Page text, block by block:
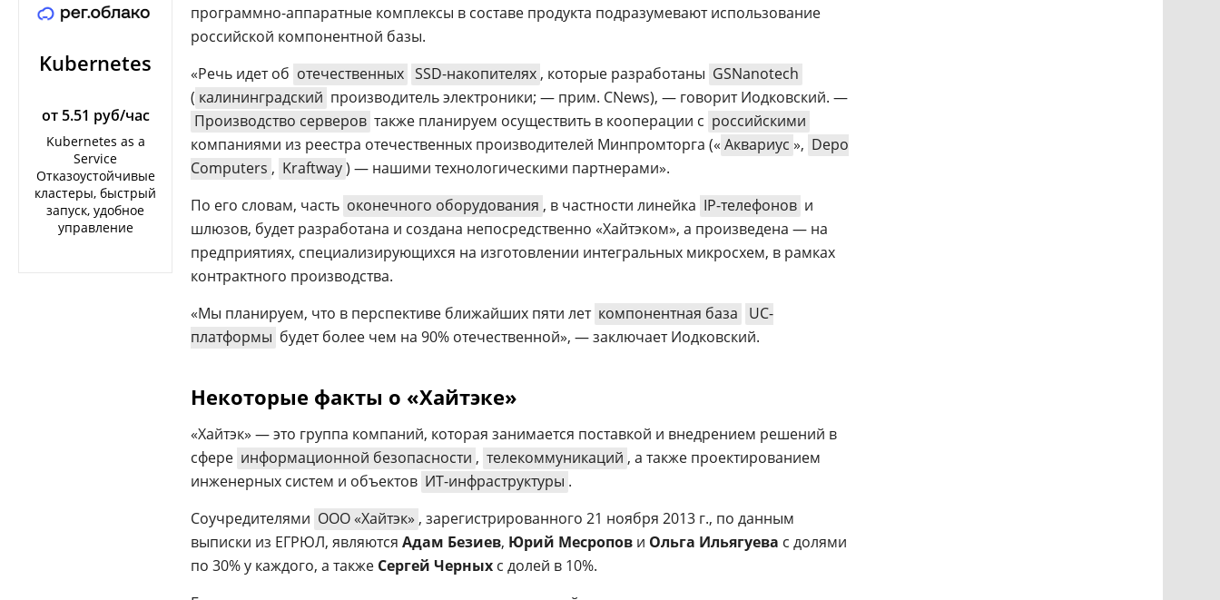
Kubernetes
от 5.51 руб/час
Kubernetes as a
Service
Отказоустойчивые
кластеры, быстрый
запуск, удобное
управление
программно-аппаратные комплексы в составе продукта подразумевают использование
российской компонентной базы.
«Речь идет об отечественных SSD-накопителях , которые разработаны GSNanotech
( калининградский производитель электроники; — прим. CNews), — говорит Иодковский. —
Производство серверов также планируем осуществить в кооперации с российскими
компаниями из реестра отечественных производителей Минпромторга (« Аквариус », Depo
Computers , Kraftway) — нашими технологическими партнерами».
По его словам, часть оконечного оборудования , в частности линейка IP-телефонов и
шлюзов, будет разработана и создана непосредственно «Хайтэком», а произведена — на
предприятиях, специализирующихся на изготовлении интегральных микросхем, в рамках
контрактного производства.
«Мы планируем, что в перспективе ближайших пяти лет компонентная база
UC-
платформы будет более чем на 90% отечественной», — заключает Иодковский.
Некоторые факты о «Хайтэке»
«Хайтэк» — это группа компаний, которая занимается поставкой и внедрением решений в
сфере информационной безопасности , телекоммуникаций , а также проектированием
инженерных систем и объектов ИТ-инфраструктуры .
Соучредителями ООО «Хайтэк» , зарегистрированного 21 ноября 2013 г., по данным
выписки из ЕГРЮЛ, являются Адам Безиев, Юрий Месропов и Ольга Ильягуева с долями
по 30% у каждого, а также Сергей Черных с долей в 10%.